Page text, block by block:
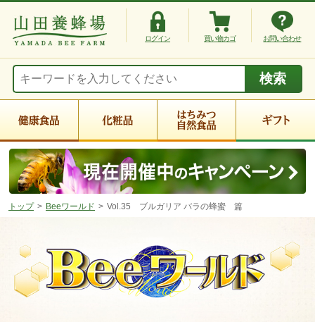
ログイン 買い物カゴ お問い合わせ
トップ Beeワールド Vol.35 ブルガリア バラの蜂蜜 篇